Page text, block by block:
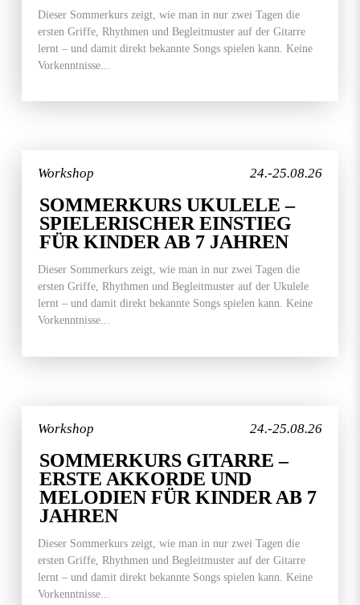
Dieser Sommerkurs zeigt, wie man in nur zwei Tagen die
ersten Griffe, Rhythmen und Begleitmuster auf der Gitarre
lernt – und damit direkt bekannte Songs spielen kann. Keine
Vorkenntnisse...
24.-25.08.26
Workshop
SOMMERKURS UKULELE –
SPIELERISCHER EINSTIEG
FÜR KINDER AB 7 JAHREN
Dieser Sommerkurs zeigt, wie man in nur zwei Tagen die
ersten Griffe, Rhythmen und Begleitmuster auf der Ukulele
lernt – und damit direkt bekannte Songs spielen kann. Keine
Vorkenntnisse...
24.-25.08.26
Workshop
SOMMERKURS GITARRE –
ERSTE AKKORDE UND
MELODIEN FÜR KINDER AB 7
JAHREN
Dieser Sommerkurs zeigt, wie man in nur zwei Tagen die
ersten Griffe, Rhythmen und Begleitmuster auf der Gitarre
lernt – und damit direkt bekannte Songs spielen kann. Keine
Vorkenntnisse...